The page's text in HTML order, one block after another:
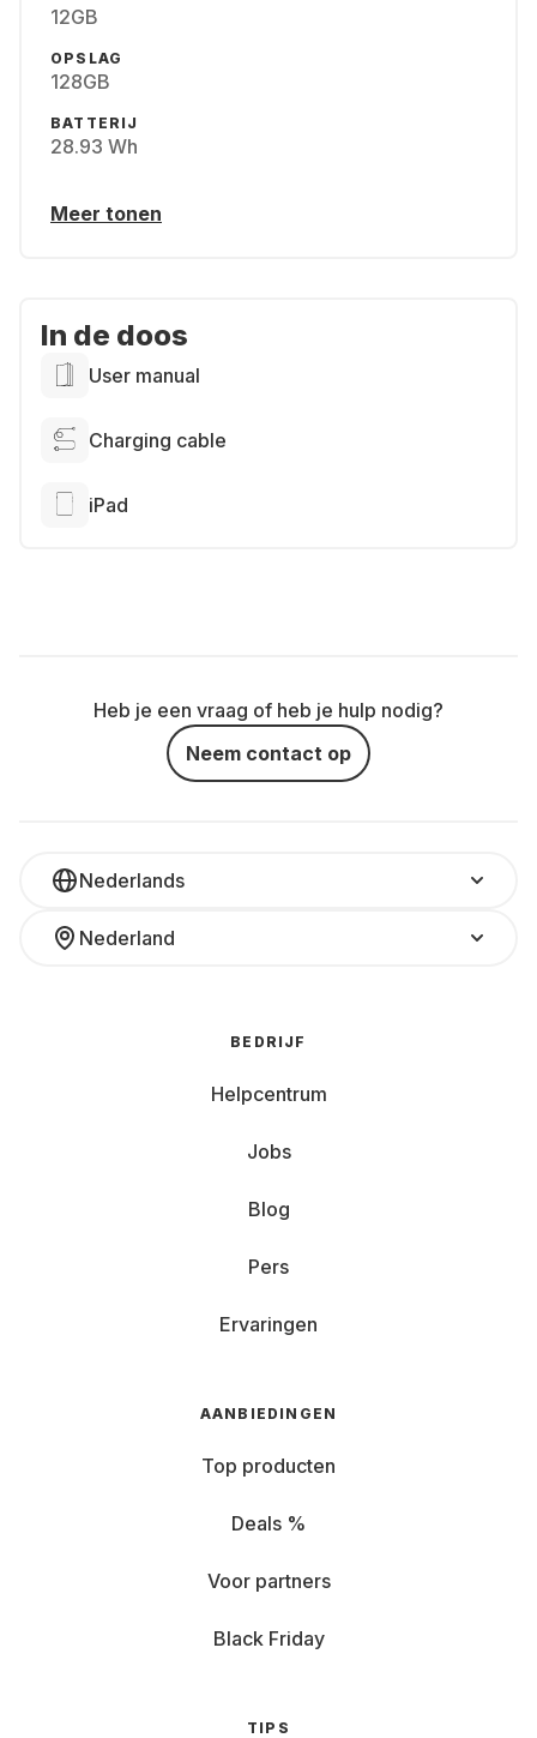
12GB
OPSLAG
128GB
BATTERIJ
28.93 Wh
Meer tonen
In de doos
User manual
Charging cable
iPad
Heb je een vraag of heb je hulp nodig?
Neem contact op
Nederlands
Nederland
BEDRIJF
Helpcentrum
Jobs
Blog
Pers
Ervaringen
AANBIEDINGEN
Top producten
Deals %
Voor partners
Black Friday
TIPS